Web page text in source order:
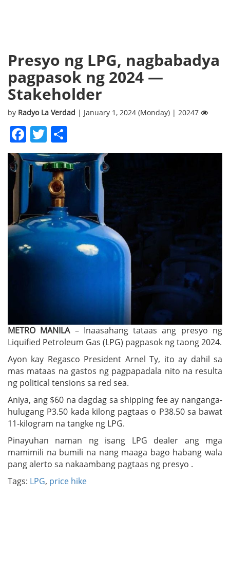
Presyo ng LPG, nagbabadya
pagpasok ng 2024 —
Stakeholder
by Radyo La Verdad | January 1, 2024 (Monday) | 20247
Facebook
Twitter
METRO MANILA– Inaasahang tataas ang presyo ng
Liquified Petroleum Gas (LPG) pagpasok ng taong 2024.
Ayon kay Regasco President Arnel Ty, ito ay dahil sa
mas mataas na gastos ng pagpapadala nito na resulta
ng political tensions sa red sea.
Aniya, ang $60 na dagdag sa shipping fee ay nanganga-
hulugang P3.50 kada kilong pagtaas o P38.50 sa bawat
11-kilogram na tangke ng LPG.
Pinayuhan naman ng isang LPG dealer ang mga
mamimili na bumili na nang maaga bago habang wala
pang alerto sa nakaambang pagtaas ng presyo .
Tags: LPG, price hike